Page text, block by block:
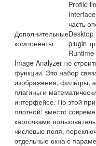
Profile
Interface
Дополнительные
компоненты
часть
plugin
Image Analyzer не
функции. Это набор
изображения, фильтры,
плагины и
интерфейсе. По этой
плотной: вместо
карточками
числовые поля,
отдельные окна с